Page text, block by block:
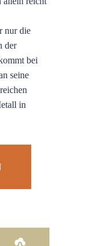
nur die
der
bei
seine
in